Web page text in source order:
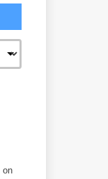
on